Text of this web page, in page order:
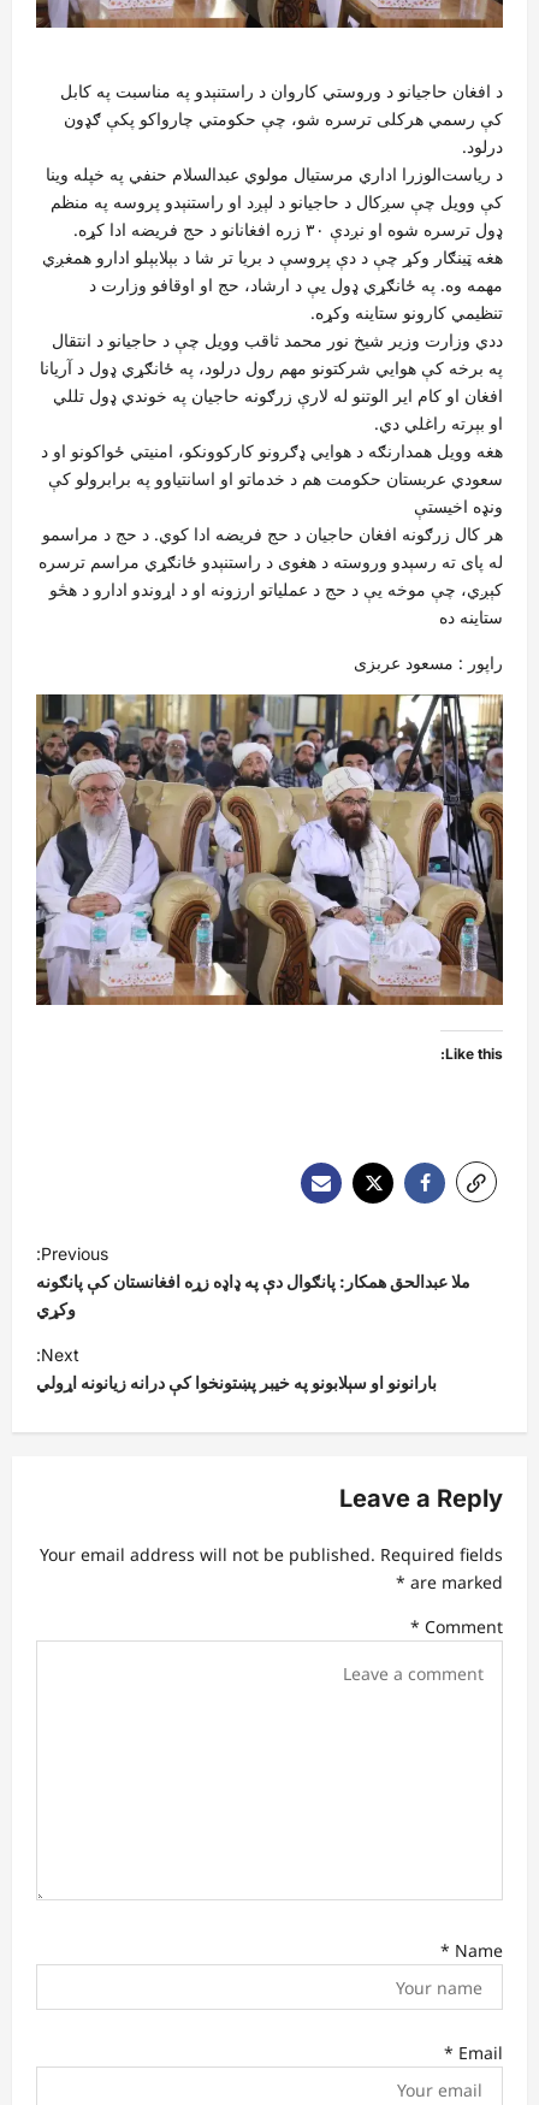
د افغان حاجیانو د وروستي کاروان د راستنېدو په مناسبت په کابل
کې رسمي هرکلی ترسره شو، چې حکومتي چارواکو پکې ګډون
درلود.
د ریاست‌الوزرا اداري مرستیال مولوي عبدالسلام حنفي په خپله وینا
کې وویل چې سږکال د حاجیانو د لېږد او راستنېدو پروسه په منظم
ډول ترسره شوه او نږدې ۳۰ زره افغانانو د حج فریضه ادا کړه.
هغه ټینګار وکړ چې د دې پروسې د بریا تر شا د بېلابېلو ادارو همغږي
مهمه وه. په ځانګړي ډول یې د ارشاد، حج او اوقافو وزارت د
تنظیمي کارونو ستاینه وکړه.
ددي وزارت وزیر شیخ نور محمد ثاقب وویل چې د حاجیانو د انتقال
په برخه کې هوايي شرکتونو مهم رول درلود، په ځانګړي ډول د آریانا
افغان او کام ایر الوتنو له لارې زرګونه حاجیان په خوندي ډول تللي
او بېرته راغلي دي.
هغه وویل همدارنګه د هوایي ډګرونو کارکوونکو، امنیتي ځواکونو او د
سعودي عربستان حکومت هم د خدماتو او اسانتیاوو په برابرولو کې
ونډه اخیستې
هر کال زرګونه افغان حاجیان د حج فریضه ادا کوي. د حج د مراسمو
له پای ته رسېدو وروسته د هغوی د راستنېدو ځانګړي مراسم ترسره
کېږي، چې موخه یې د حج د عملیاتو ارزونه او د اړوندو ادارو د هڅو
ستاینه ده
راپور : مسعود عربزی
Like this:
a
i
a
i
Previous:
ملا عبدالحق همکار: پانګوال دې په ډاډه زړه افغانستان کې پانګونه
وکړي
Next:
بارانونو او سېلابونو په خیبر پښتونخوا کې درانه زیانونه اړولي
Leave a Reply
Your email address will not be published. Required fields
are marked
*
Comment
*
Name
*
Email
*